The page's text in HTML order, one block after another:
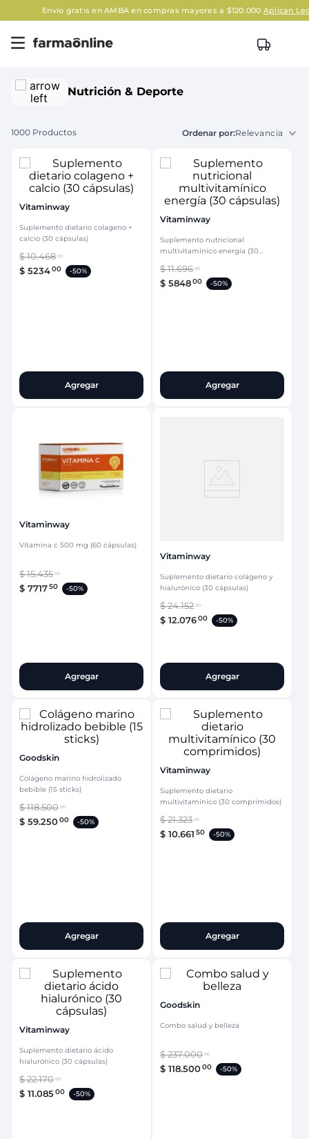
Envío gratis en AMBA en compras mayores a $120.000Aplican Legales
Nutrición & Deporte
1000 Productos Relevancia
Vitaminway
Suplemento dietario colageno +
calcio (30 cápsulas)
$10.468 00
$ 523400 -50%
Agregar
Vitaminway
Suplemento nutricional
multivitamínico energía (30
$11.696 00
$ 584800 -50%
Agregar
Vitaminway
Vitamina c 500 mg (60 cápsulas)
$15.435 00
$ 771750 -50%
Agregar
Vitaminway
Suplemento dietario colágeno y
hialurónico (30 cápsulas)
$24.152 00
$ 12.07600 -50%
Agregar
Goodskin
Colágeno marino hidrolizado
bebible (15 sticks)
$118.500 00
$ 59.25000 -50%
Agregar
Vitaminway
Suplemento dietario
multivitamínico (30 comprimidos)
$21.323 00
$ 10.661 50 -50%
Agregar
Vitaminway
Suplemento dietario ácido
hialurónico (30 cápsulas)
$22.170 00
$ 11.08500 -50%
Goodskin
Combo salud y belleza
$237.000 00
$ 118.50000 -50%